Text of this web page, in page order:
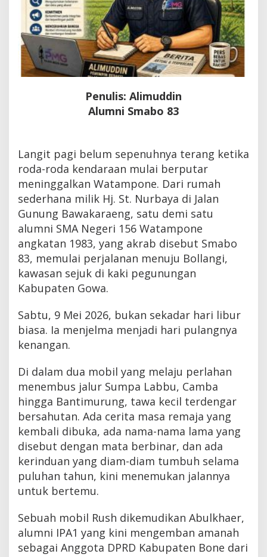
Penulis: Alimuddin
Alumni Smabo 83
Langit pagi belum sepenuhnya terang ketika
roda-roda kendaraan mulai berputar
meninggalkan Watampone. Dari rumah
sederhana milik Hj. St. Nurbaya di Jalan
Gunung Bawakaraeng, satu demi satu
alumni SMA Negeri 156 Watampone
angkatan 1983, yang akrab disebut Smabo
83, memulai perjalanan menuju Bollangi,
kawasan sejuk di kaki pegunungan
Kabupaten Gowa.
Sabtu, 9 Mei 2026, bukan sekadar hari libur
biasa. Ia menjelma menjadi hari pulangnya
kenangan.
Di dalam dua mobil yang melaju perlahan
menembus jalur Sumpa Labbu, Camba
hingga Bantimurung, tawa kecil terdengar
bersahutan. Ada cerita masa remaja yang
kembali dibuka, ada nama-nama lama yang
disebut dengan mata berbinar, dan ada
kerinduan yang diam-diam tumbuh selama
puluhan tahun, kini menemukan jalannya
untuk bertemu.
Sebuah mobil Rush dikemudikan Abulkhaer,
alumni IPA1 yang kini mengemban amanah
sebagai Anggota DPRD Kabupaten Bone dari